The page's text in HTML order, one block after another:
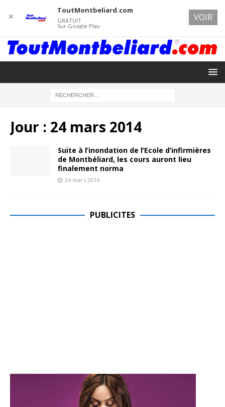
Jour : 24 mars 2014
Suite à l’inondation de l’Ecole d’infirmières
de Montbéliard, les cours auront lieu
finalement norma
24 mars 2014
PUBLICITES
✕
ToutMontbeliard.com
GRATUIT
Sur Google Play
VOIR